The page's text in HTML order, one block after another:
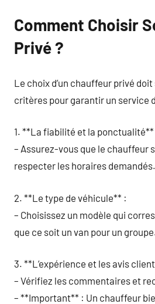
Comment Choisir
Privé ?
Le choix d’un chauffeur privé
critères pour garantir un service
1. **La fiabilité et la ponctualité**
– Assurez-vous que le chauffeur
respecter les horaires demandés.
2. **Le type de véhicule** :
– Choisissez un modèle qui
que ce soit un van pour un
3. **L’expérience et les avis
– Vérifiez les commentaires et
– **Important** : Un chauffeur